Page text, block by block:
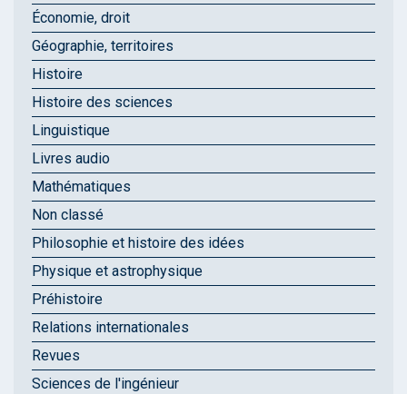
Économie, droit
Géographie, territoires
Histoire
Histoire des sciences
Linguistique
Livres audio
Mathématiques
Non classé
Philosophie et histoire des idées
Physique et astrophysique
Préhistoire
Relations internationales
Revues
Sciences de l'ingénieur